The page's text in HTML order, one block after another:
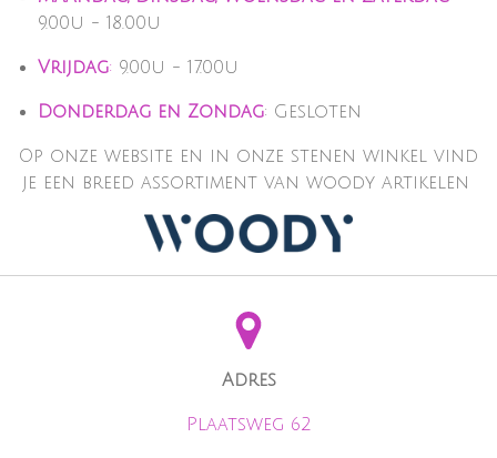
9.00u - 18.00u
Vrijdag: 9.00u - 17.00u
Donderdag en Zondag: Gesloten
Op onze website en in onze stenen winkel vind
je een breed assortiment van woody artikelen
Adres
Plaatsweg 62